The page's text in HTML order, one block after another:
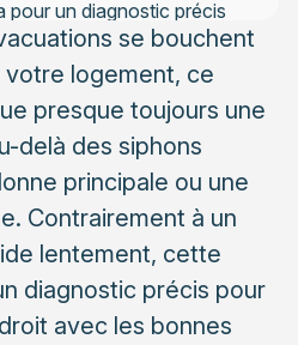
se bouchent
logement, ce
presque toujours une
delà des siphons
principale ou une
Contrairement à un
lentement, cette
diagnostic précis pour
avec les bonnes
pour un diagnostic précis
à votre situation
et propriétaire
charge financière
ambiguës
sur le long terme
quotidien
préventif